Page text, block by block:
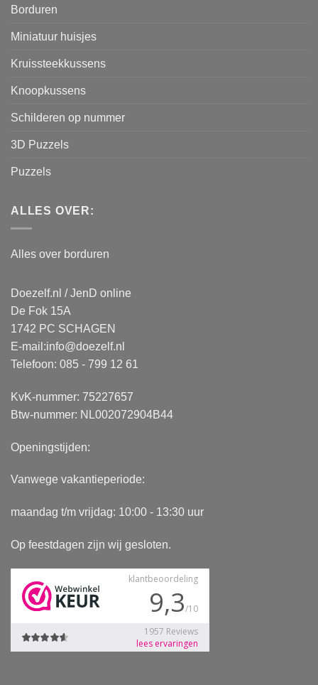
Borduren
Miniatuur huisjes
Kruissteekkussens
Knoopkussens
Schilderen op nummer
3D Puzzels
Puzzels
ALLES OVER:
Alles over borduren
Doezelf.nl / JenD online
De Fok 15A
1742 PC SCHAGEN
E-mail:info@doezelf.nl
Telefoon: 085 - 799 12 61
KvK-nummer: 75227657
Btw-nummer: NL002072904B44
Openingstijden:
Vanwege vakantieperiode:
maandag t/m vrijdag: 10:00 - 13:30 uur
Op feestdagen zijn wij gesloten.